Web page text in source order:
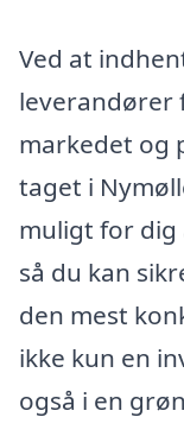
Ved at
leverandører
markedet og
taget i
muligt for dig
så du kan
den mest
ikke kun en
også i en